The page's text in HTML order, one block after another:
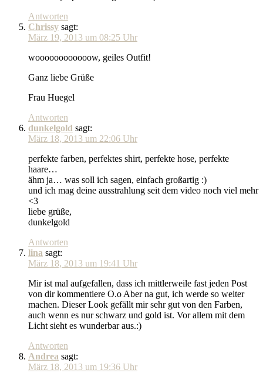
Antworten
Chrissy sagt:
März 19, 2013 um 08:25 Uhr
woooooooooooow, geiles Outfit!
Ganz liebe Grüße
Frau Huegel
Antworten
dunkelgold sagt:
März 18, 2013 um 22:06 Uhr
perfekte farben, perfektes shirt, perfekte hose, perfekte
haare…
ähm ja… was soll ich sagen, einfach großartig :)
und ich mag deine ausstrahlung seit dem video noch viel mehr
<3
liebe grüße,
dunkelgold
Antworten
lina sagt:
März 18, 2013 um 19:41 Uhr
Mir ist mal aufgefallen, dass ich mittlerweile fast jeden Post
von dir kommentiere O.o Aber na gut, ich werde so weiter
machen. Dieser Look gefällt mir sehr gut von den Farben,
auch wenn es nur schwarz und gold ist. Vor allem mit dem
Licht sieht es wunderbar aus.:)
Antworten
Andrea sagt:
März 18, 2013 um 19:36 Uhr